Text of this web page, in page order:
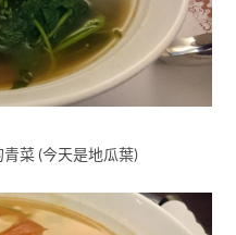
菜 (今天是地瓜葉)